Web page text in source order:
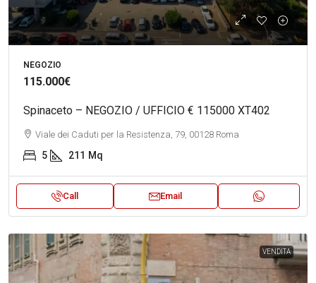
NEGOZIO
115.000€
Spinaceto – NEGOZIO / UFFICIO € 115000 XT402
Viale dei Caduti per la Resistenza, 79, 00128 Roma
5 211 Mq
Call Email
VENDITA